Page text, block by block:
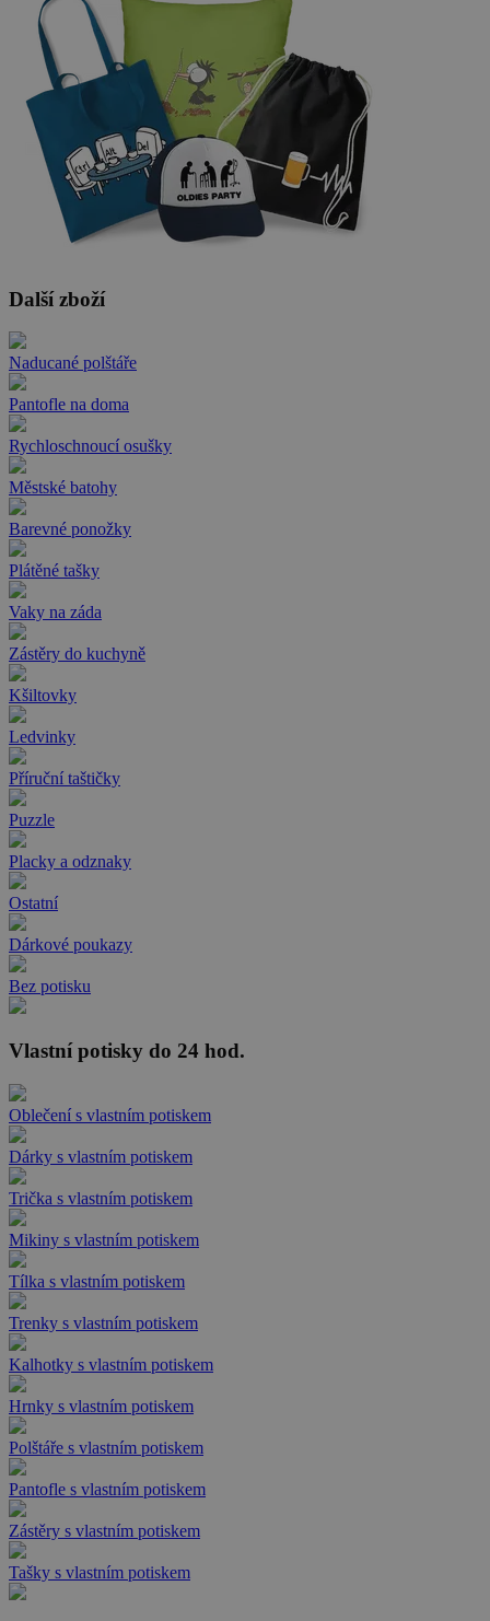
Další zboží
Naducané polštáře
Pantofle na doma
Rychloschnoucí osušky
Městské batohy
Barevné ponožky
Plátěné tašky
Vaky na záda
Zástěry do kuchyně
Kšiltovky
Ledvinky
Příruční taštičky
Puzzle
Placky a odznaky
Ostatní
Dárkové poukazy
Bez potisku
Vlastní potisky do 24 hod.
Oblečení s vlastním potiskem
Dárky s vlastním potiskem
Trička s vlastním potiskem
Mikiny s vlastním potiskem
Tílka s vlastním potiskem
Trenky s vlastním potiskem
Kalhotky s vlastním potiskem
Hrnky s vlastním potiskem
Polštáře s vlastním potiskem
Pantofle s vlastním potiskem
Zástěry s vlastním potiskem
Tašky s vlastním potiskem